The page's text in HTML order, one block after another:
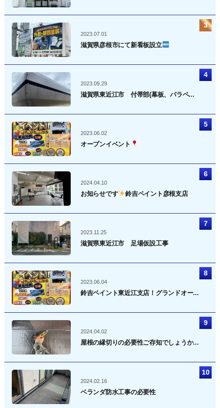
2023.07.01
滋賀県彦根市にて新看板設立
2023.09.29
滋賀県東近江市 付帯部(幕板、パラペ...
2023.06.02
オープンイベント
2024.04.10
お知らせです 鈴吉ペイント彦根支店
2023.11.25
滋賀県東近江市 足場仮設工事
2023.06.04
鈴吉ペイント東近江支店！グランドオー...
2024.04.02
屋根の縁切りの必要性ご存知でしょうか...
2024.02.16
ベランダ防水工事の必要性